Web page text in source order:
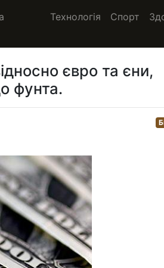
Технологія Спорт
євро та єни,
фунта.